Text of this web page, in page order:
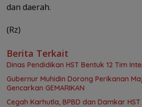
dan daerah.
(Rz)
Berita Terkait
Dinas Pendidikan HST Bentuk 12 Tim
Gubernur Muhidin Dorong Perikanan
Gencarkan GEMARIKAN
Cegah Karhutla, BPBD dan Damkar